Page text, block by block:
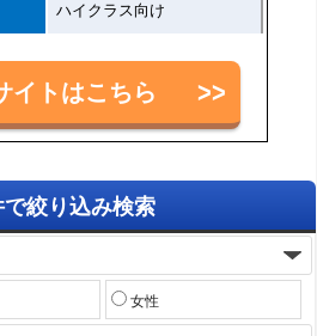
ハイクラス向け
イトはこちら
絞り込み検索
女性